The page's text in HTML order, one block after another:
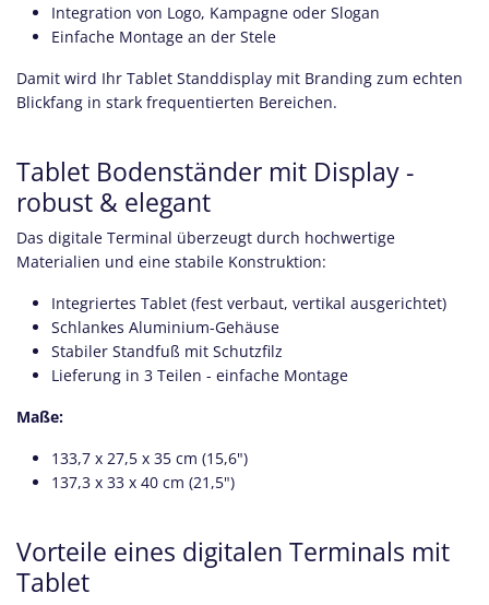
Integration von Logo, Kampagne oder Slogan
Einfache Montage an der Stele
Damit wird Ihr Tablet Standdisplay mit Branding zum echten
Blickfang in stark frequentierten Bereichen.
Tablet Bodenständer mit Display -
robust & elegant
Das digitale Terminal überzeugt durch hochwertige
Materialien und eine stabile Konstruktion:
Integriertes Tablet (fest verbaut, vertikal ausgerichtet)
Schlankes Aluminium-Gehäuse
Stabiler Standfuß mit Schutzfilz
Lieferung in 3 Teilen - einfache Montage
Maße:
133,7 x 27,5 x 35 cm (15,6")
137,3 x 33 x 40 cm (21,5")
Vorteile eines digitalen Terminals mit
Tablet